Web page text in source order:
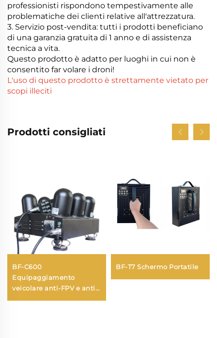
professionisti rispondono tempestivamente alle
problematiche dei clienti relative all'attrezzatura.
3. Servizio post-vendita: tutti i prodotti beneficiano
di una garanzia gratuita di 1 anno e di assistenza
tecnica a vita.
Questo prodotto è adatto per luoghi in cui non è
consentito far volare i droni!
L'uso di questo prodotto è strettamente vietato per
scopi illeciti
Prodotti consigliati
BF-C600
Equipaggiamento
veicolare anti-FPV e anti-
BF-T7 Schermo Portatile